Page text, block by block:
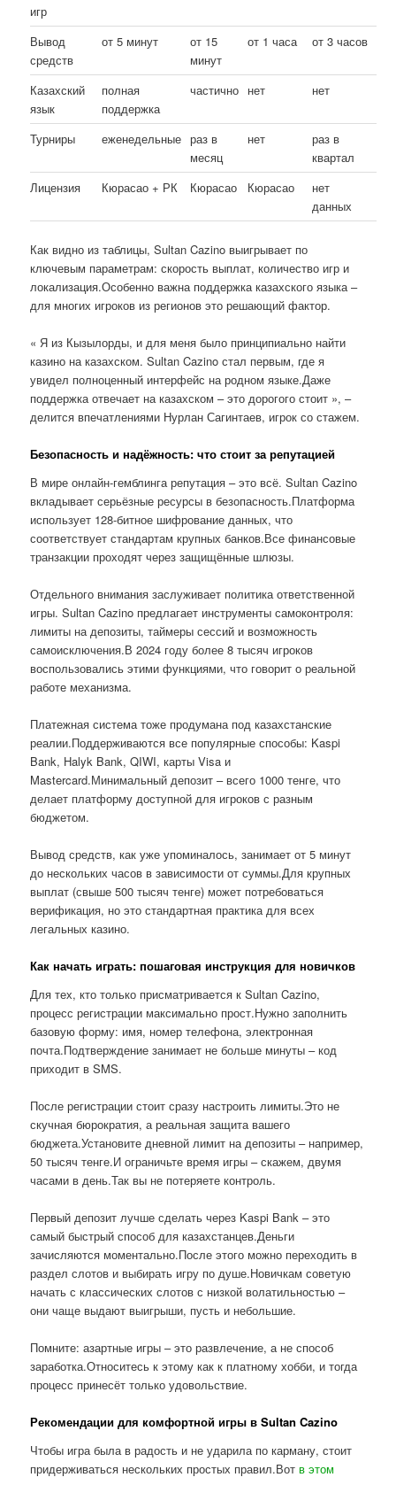
игр
Вывод
средств
от 5 минут
от 15
минут
от 1 часа от 3 часов
Казахский
язык
полная
поддержка
частично нет нет
Турниры еженедельные раз в
месяц
нет
раз в
квартал
Лицензия
Кюрасао + РК Кюрасао Кюрасао
нет
данных
Как видно из таблицы, Sultan Cazino выигрывает по
ключевым параметрам: скорость выплат, количество игр и
локализация.Особенно важна поддержка казахского языка –
для многих игроков из регионов это решающий фактор.
« Я из Кызылорды, и для меня было принципиально найти
казино на казахском. Sultan Cazino стал первым, где я
увидел полноценный интерфейс на родном языке.Даже
поддержка отвечает на казахском – это дорогого стоит », –
делится впечатлениями Нурлан Сагинтаев, игрок со стажем.
Безопасность и надёжность: что стоит за репутацией
В мире онлайн-гемблинга репутация – это всё. Sultan Cazino
вкладывает серьёзные ресурсы в безопасность.Платформа
использует 128-битное шифрование данных, что
соответствует стандартам крупных банков.Все финансовые
транзакции проходят через защищённые шлюзы.
Отдельного внимания заслуживает политика ответственной
игры. Sultan Cazino предлагает инструменты самоконтроля:
лимиты на депозиты, таймеры сессий и возможность
самоисключения.В 2024 году более 8 тысяч игроков
воспользовались этими функциями, что говорит о реальной
работе механизма.
Платежная система тоже продумана под казахстанские
реалии.Поддерживаются все популярные способы: Kaspi
Bank, Halyk Bank, QIWI, карты Visa и
Mastercard.Минимальный депозит – всего 1000 тенге, что
делает платформу доступной для игроков с разным
бюджетом.
Вывод средств, как уже упоминалось, занимает от 5 минут
до нескольких часов в зависимости от суммы.Для крупных
выплат (свыше 500 тысяч тенге) может потребоваться
верификация, но это стандартная практика для всех
легальных казино.
Как начать играть: пошаговая инструкция для новичков
Для тех, кто только присматривается к Sultan Cazino,
процесс регистрации максимально прост.Нужно заполнить
базовую форму: имя, номер телефона, электронная
почта.Подтверждение занимает не больше минуты – код
приходит в SMS.
После регистрации стоит сразу настроить лимиты.Это не
скучная бюрократия, а реальная защита вашего
бюджета.Установите дневной лимит на депозиты – например,
50 тысяч тенге.И ограничьте время игры – скажем, двумя
часами в день.Так вы не потеряете контроль.
Первый депозит лучше сделать через Kaspi Bank – это
самый быстрый способ для казахстанцев.Деньги
зачисляются моментально.После этого можно переходить в
раздел слотов и выбирать игру по душе.Новичкам советую
начать с классических слотов с низкой волатильностью –
они чаще выдают выигрыши, пусть и небольшие.
Помните: азартные игры – это развлечение, а не способ
заработка.Относитесь к этому как к платному хобби, и тогда
процесс принесёт только удовольствие.
Рекомендации для комфортной игры в Sultan Cazino
Чтобы игра была в радость и не ударила по карману, стоит
придерживаться нескольких простых правил.Вотв этом